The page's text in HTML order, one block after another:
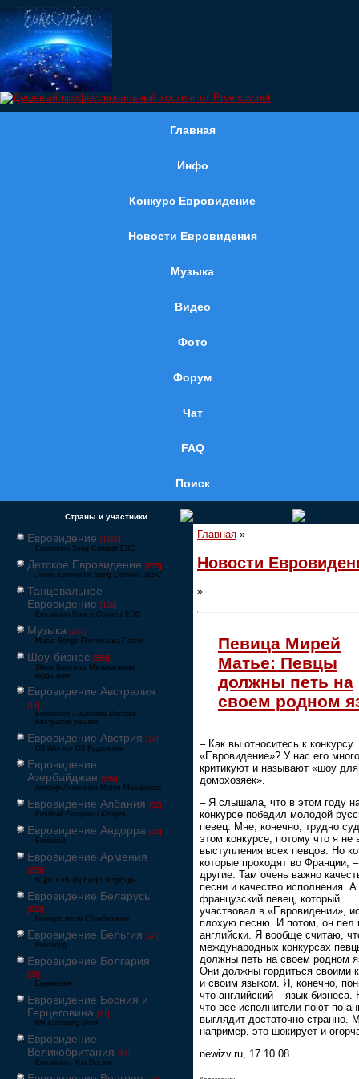
Главная
Инфо
Конкурс Евровидение
Новости Евровидения
Музыка
Видео
Фото
Форум
Чат
FAQ
Поиск
Страны и участники
Евровидение [1858]
Eurovision Song Contest ESC
Детское Евровидение [878]
Junior Eurovision Song Contest JESC
Танцевальное
Евровидение [106]
Eurovision Dance Contest EDC
Музыка [257]
Music Songs Поп-музыка Песни
Шоу-бизнес [564]
Show Business Музыкальная
индустрия
Евровидение Австралия
[17]
Eurovision – Australia Decides
Австралия решает
Евровидение Австрия [24]
Ö3-Wecker Ö3 Будильник
Евровидение
Азербайджан [549]
Avrovijn Avroviziya Mahnı Müsabiqəsi
Евровидение Албания [32]
Festivali Evropian i Këngës
Евровидение Андорра [15]
Eurovisió
Евровидение Армения
[228]
Եվրատեսիլ երգի մրցույթ
Евровидение Беларусь
[600]
Конкурс песні Еўрабачанне
Евровидение Бельгия [24]
Eurosong
Евровидение Болгария
[26]
Евровизия
Евровидение Босния и
Герцеговина [21]
BH Eurosong Show
Евровидение
Великобритания [67]
Eurovision: You Decide
Главная »
Новости
»
Певица Мирей
Матье: Певцы
должны петь на
своем родном
– Как вы относитесь к конкурсу
«Евровидение»? У нас его много
критикуют и называют «шоу для
домохозяек».
– Я слышала, что в этом году
конкурсе победил молодой
певец. Мне, конечно, трудно
этом конкурсе, потому что я не
выступления всех певцов. Но
которые проходят во Франции,
другие. Там очень важно
песни и качество исполнения. А
французский певец, который
участвовал в «Евровидении»,
плохую песню. И потом, он пел
английски. Я вообще считаю,
международных конкурсах
должны петь на своем родном
Они должны гордиться своими
и своим языком. Я, конечно,
что английский – язык бизнеса.
что все исполнители поют по-
выглядит достаточно странно.
например, это шокирует и
newizv.ru, 17.10.08